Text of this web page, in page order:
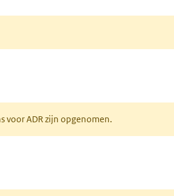
voor ADR zijn opgenomen.